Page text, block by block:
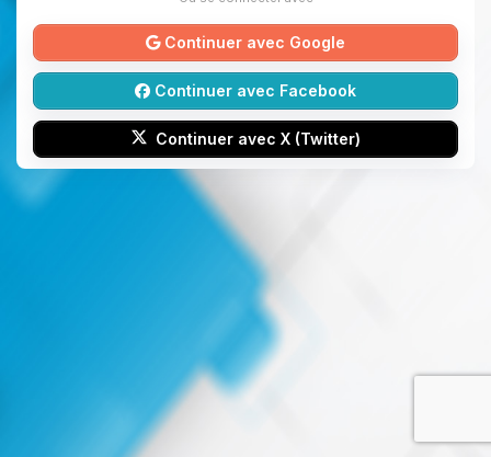
Continuer avec Google
Continuer avec Facebook
Continuer avec X (Twitter)